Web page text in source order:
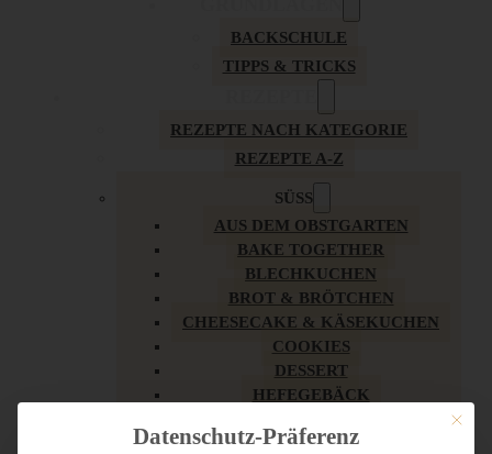
BACKSCHULE
TIPPS & TRICKS
REZEPTE NACH KATEGORIE
REZEPTE A-Z
SÜSS
AUS DEM OBSTGARTEN
BAKE TOGETHER
BLECHKUCHEN
BROT & BRÖTCHEN
CHEESECAKE & KÄSEKUCHEN
COOKIES
DESSERT
HEFEGEBÄCK
KUCHEN
Mit
Datenschutz-Präferenz